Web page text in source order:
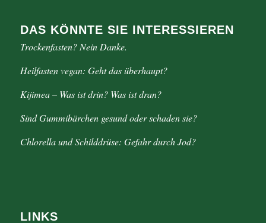
DAS KÖNNTE SIE INTERESSIEREN
Trockenfasten? Nein Danke.
Heilfasten vegan: Geht das überhaupt?
Kijimea – Was ist drin? Was ist dran?
Sind Gummibärchen gesund oder schaden sie?
Chlorella und Schilddrüse: Gefahr durch Jod?
LINKS